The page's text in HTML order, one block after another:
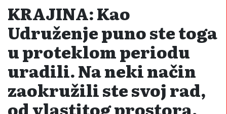
KRAJINA: Kao
Udruženje puno ste toga
u proteklom periodu
uradili. Na neki način
zaokružili ste svoj rad,
od vlastitog prostora,